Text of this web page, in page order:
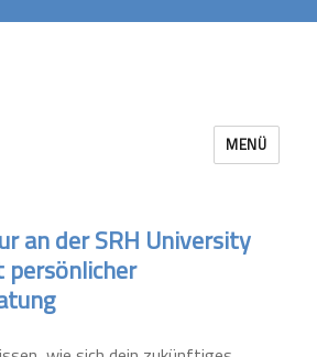
Berlin-Brandenburg
MENÜ
an der SRH University